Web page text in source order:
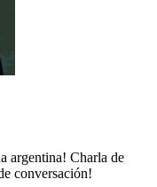
argentina! Charla de
conversación!